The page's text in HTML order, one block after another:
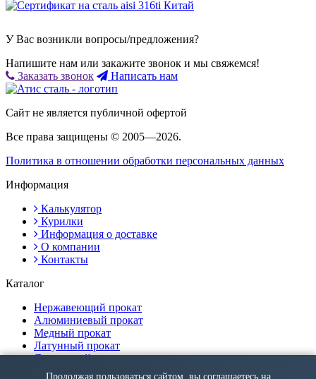
У Вас возникли вопросы/предложения?
Напишите нам или закажите звонок и мы свяжемся!
Заказать звонок
Написать нам
Сайт не является публичной офертой
Все права защищены © 2005—2026.
Политика в отношении обработки персональных данных
Информация
Калькулятор
Курилки
Информация о доставке
О компании
Контакты
Каталог
Нержавеющий прокат
Алюминиевый прокат
Медный прокат
Латунный прокат
Дюралевый прокат
Продолжая пользоваться сайтом, вы соглашаетесь на